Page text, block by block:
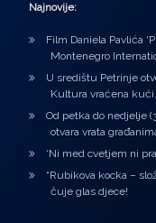
Najnovije:
Film Daniela Pavlića
Montenegro
U središtu Petrinje
Kultura vraćena
Od petka do nedjelje
otvara vrata
‘Ni med cvetjem ni
“Rubikova kocka –
čuje glas djece!